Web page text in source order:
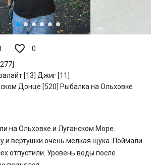
0
[13] Джиг [11]
Донце [520] Рыбалка на Ольховке
на Ольховке и Луганском Море.
и вертушки очень мелкая щука. Поймали
отпустили. Уровень воды после